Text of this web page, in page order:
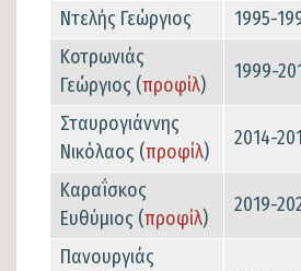
Ντελής Γεώργιος
1995-
Κοτρωνιάς
Γεώργιος (προφίλ)
1999-
Σταυρογιάννης
Νικόλαος (προφίλ)
2014-
Καραΐσκος
Ευθύμιος (προφίλ)
2019-
Πανουργιάς